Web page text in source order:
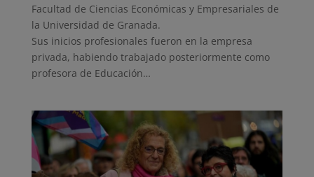
Facultad de Ciencias Económicas y Empresariales de
la Universidad de Granada.
Sus inicios profesionales fueron en la empresa
privada, habiendo trabajado posteriormente como
profesora de Educación…